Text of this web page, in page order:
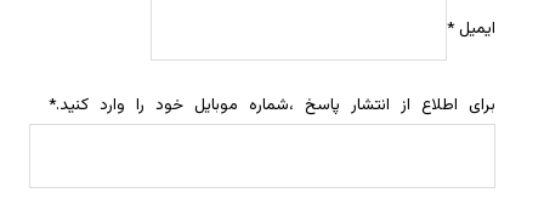
ایمیل*
برای اطلاع از انتشار پاسخ ،شماره موبایل خود را وارد کنید.*